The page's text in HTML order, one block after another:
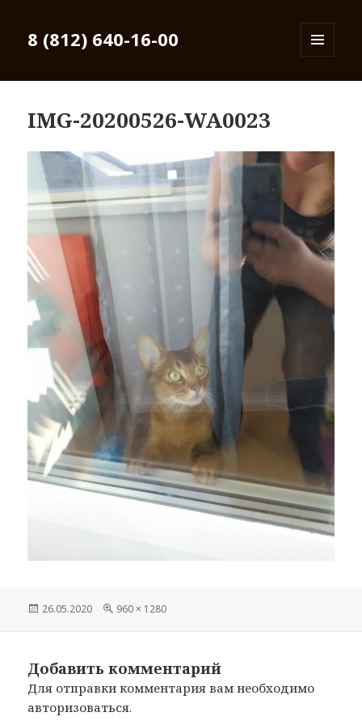
8 (812) 640-16-00
IMG-20200526-WA0023
Опубликовано
26.05.2020
Полный
960 × 1280
Добавить комментарий
Для отправки комментария вам необходимо
авторизоваться.